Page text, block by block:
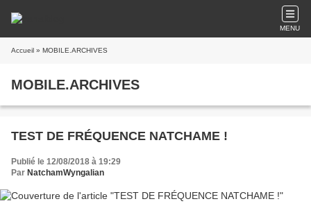
MENU
Accueil » MOBILE.ARCHIVES
MOBILE.ARCHIVES
TEST DE FRÉQUENCE NATCHAME !
Publié le 12/08/2018 à 19:29
Par NatchamWyngalian